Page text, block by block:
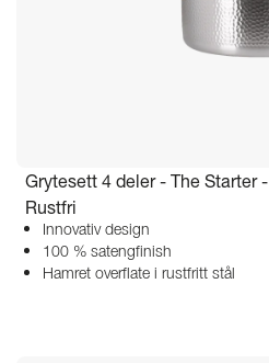
Grytesett 4 deler - The Starter -
Rustfri
Innovativ design
100 % satengfinish
Hamret overflate i rustfritt stål